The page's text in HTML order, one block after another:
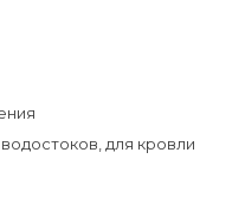
для кровли